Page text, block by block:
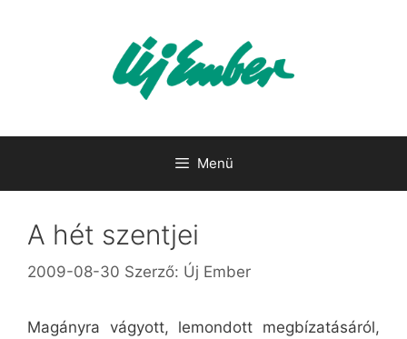
Menü
A hét szentjei
2009-08-30 Szerző: Új Ember
Magányra vágyott, lemondott megbízatásáról,